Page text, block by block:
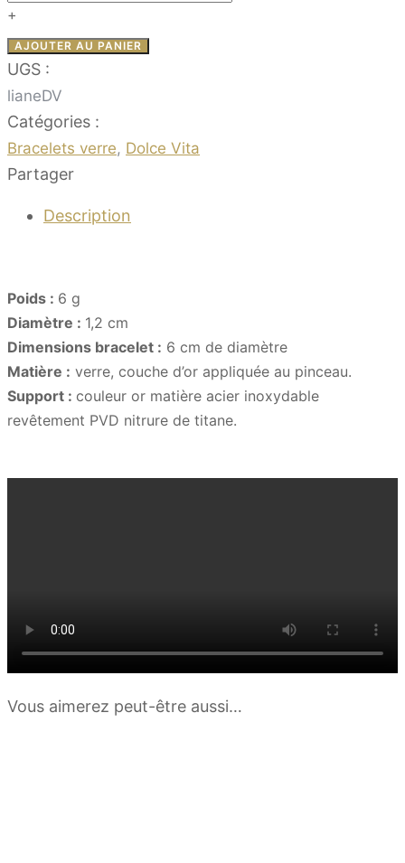
de
Liane
–
+
AJOUTER AU PANIER
UGS :
lianeDV
Catégories :
Bracelets verre, Dolce Vita
Partager
Description
Poids : 6 g
Diamètre : 1,2 cm
Dimensions bracelet : 6 cm de diamètre
Matière : verre, couche d’or appliquée au pinceau.
Support : couleur or matière acier inoxydable
revêtement PVD nitrure de titane.
Vous aimerez peut-être aussi…